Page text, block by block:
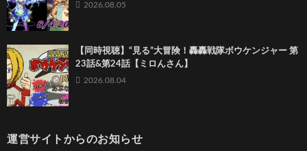
2026.08.05
【同時視聴】“見る”大冒険！轟轟戦隊ボウケンジャー 第
23話&第24話【ミロんさん】
2026.08.04
運営サイトからのお知らせ